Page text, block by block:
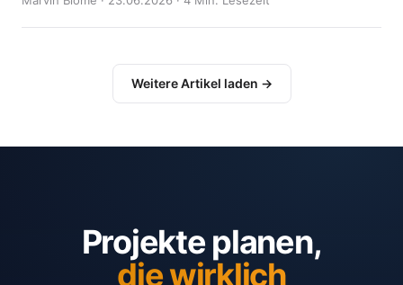
Weitere Artikel laden →
Projekte planen,
die wirklich